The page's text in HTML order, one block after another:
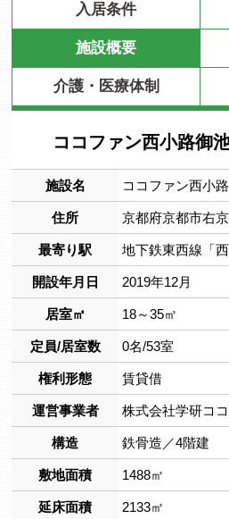
入居条件
施設概要
介護・医療体制
ココファン西小路御
施設名 ココファン西小
住所 京都府京都市右
最寄り駅 地下鉄東西線「
開設年月日 2019年12月
居室㎡ 18～35㎡
定員/居室数 0名/53室
権利形態 賃貸借
運営事業者 株式会社学研コ
構造 鉄骨造／4階建
敷地面積 1488㎡
延床面積 2133㎡